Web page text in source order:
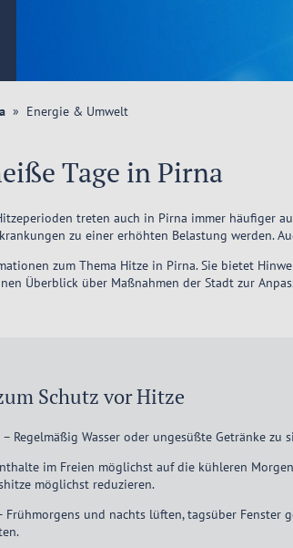
Energie & Umwelt
Tage in Pirna
treten auch in Pirna immer häufiger
zu einer erhöhten Belastung werden.
zum Thema Hitze in Pirna. Sie bietet
Überblick über Maßnahmen der Stadt zur
Schutz vor Hitze
Regelmäßig Wasser oder ungesüßte Getränke zu
im Freien möglichst auf die kühleren
möglichst reduzieren.
Frühmorgens und nachts lüften, tagsüber Fenster